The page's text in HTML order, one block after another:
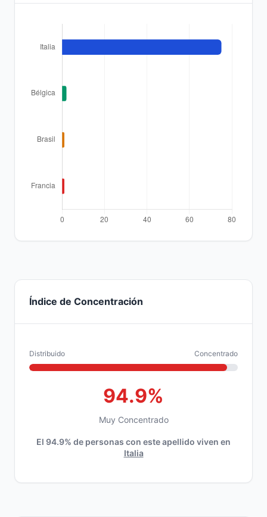
Índice de Concentración
Distribuido Concentrado
94.9%
Muy Concentrado
El 94.9% de personas con este apellido viven en
Italia